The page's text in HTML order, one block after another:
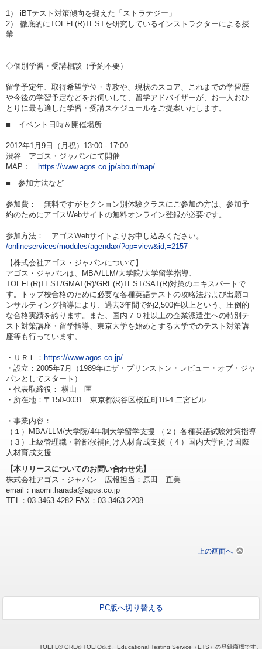
1） iBTテスト対策傾向を捉えた「ストラテジー」
2） 徹底的にTOEFL(R)TESTを研究しているインストラクターによる授
業
◇個別学習・受講相談（予約不要）
留学予定年、取得希望学位・専攻や、現状のスコア、これまでの学習歴
や今後の学習予定などをお伺いして、留学アドバイザーが、お一人おひ
とりに最も適した学習・受講スケジュールをご提案いたします。
■ イベント日時＆開催場所
2012年1月9日（月祝）13:00 - 17:00
渋谷 アゴス・ジャパンにて開催
MAP： https://www.agos.co.jp/about/map/
■ 参加方法など
参加費： 無料ですがセクション別体験クラスにご参加の方は、参加予
約のためにアゴスWebサイトの無料オンライン登録が必要です。
参加方法： アゴスWebサイトよりお申し込みください。
/onlineservices/modules/agendax/?op=view&id;=2157
【株式会社アゴス・ジャパンについて】
アゴス・ジャパンは、MBA/LLM/大学院/大学留学指導、
TOEFL(R)TEST/GMAT(R)/GRE(R)TEST/SAT(R)対策のエキスパートで
す。トップ校合格のために必要な各種英語テストの攻略法および出願コ
ンサルティング指導により、過去3年間で約2,500件以上という、圧倒的
な合格実績を誇ります。また、国内７０社以上の企業派遣生への特別テ
スト対策講座・留学指導、東京大学を始めとする大学でのテスト対策講
座等も行っています。
・ＵＲＬ： https://www.agos.co.jp/
・設立：2005年7月（1989年にザ・プリンストン・レビュー・オブ・ジャ
パンとしてスタート）
・代表取締役： 横山 匡
・所在地：〒150-0031 東京都渋谷区桜丘町18-4 二宮ビル
・事業内容：
（１）MBA/LLM/大学院/4年制大学留学支援 （２）各種英語試験対策指導
（３）上級管理職・幹部候補向け人材育成支援（４）国内大学向け国際
人材育成支援
【本リリースについてのお問い合わせ先】
株式会社アゴス・ジャパン 広報担当：原田 直美
email：naomi.harada@agos.co.jp
TEL：03-3463-4282 FAX：03-3463-2208
上の画面へ
PC版へ切り替える
TOEFL® GRE® TOEIC®は、Educational Testing Service（ETS）の登録商標です。